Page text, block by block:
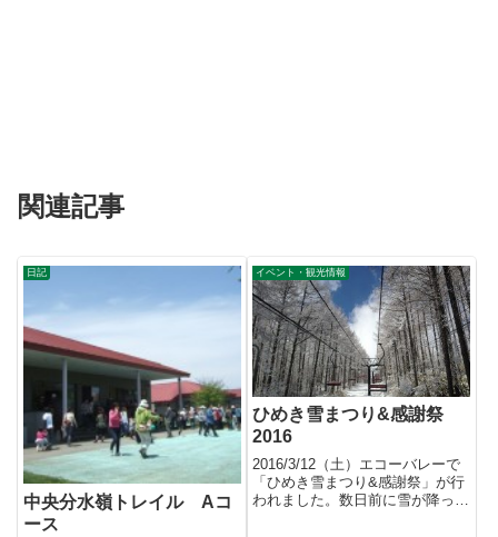
関連記事
日記
中央分水嶺トレイル Aコ
ース
イベント・観光情報
ひめき雪まつり&感謝祭
2016
2016/3/12（土）エコーバレーで
「ひめき雪まつり&感謝祭」が行
われました。数日前に雪が降っ